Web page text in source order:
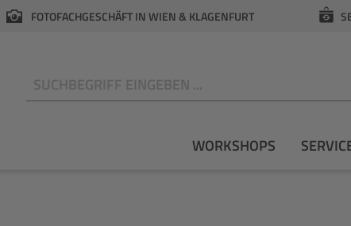
FOTOFACHGESCHÄFT IN WIEN & KLAGENFURT
WORKSHOPS